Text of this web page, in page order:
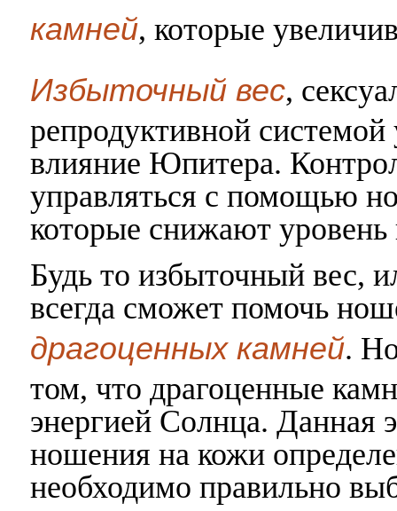
камней, которые
Избыточный вес,
репродуктивной
влияние Юпитера.
управляться с помощью
которые снижают
Будь то избыточный вес,
всегда сможет помочь
драгоценных камней.
том, что драгоценные
энергией Солнца. Данная
ношения на кожи
необходимо правильно